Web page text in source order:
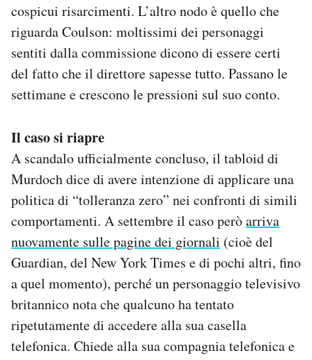
cospicui risarcimenti. L’altro nodo è quello che
riguarda Coulson: moltissimi dei personaggi
sentiti dalla commissione dicono di essere certi
del fatto che il direttore sapesse tutto. Passano le
settimane e crescono le pressioni sul suo conto.
Il caso si riapre
A scandalo ufficialmente concluso, il tabloid di
Murdoch dice di avere intenzione di applicare una
politica di “tolleranza zero” nei confronti di simili
comportamenti. A settembre il caso peròarriva
nuovamente sulle pagine dei giornali (cioè del
Guardian, del New York Times e di pochi altri, fino
a quel momento), perché un personaggio televisivo
britannico nota che qualcuno ha tentato
ripetutamente di accedere alla sua casella
telefonica. Chiede alla sua compagnia telefonica e